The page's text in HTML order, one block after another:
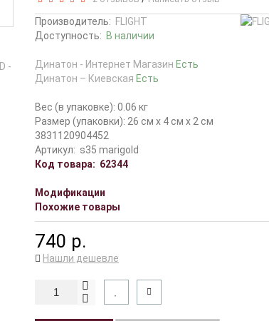
Производитель: FLIGHT
Доступность: В наличии
Динатон - Интернет Магазин Есть
Динатон – Киевская Есть
Вес (в упаковке): 0.06 кг
Размер (упаковки): 26 см x 4 см x 2 см
3831120904452
Артикул: s35 marigold
Код товара: 62344
Модификации
Похожие товары
740 р.
Нашли дешевле